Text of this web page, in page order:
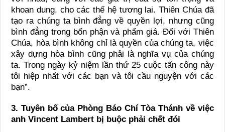
khoan dung, cho các thế hệ tương lai. Thiên Chúa đã
tạo ra chúng ta bình đẳng về quyền lợi, nhưng cũng
bình đẳng trong bổn phận và phẩm giá. Đối với Thiên
Chúa, hòa bình không chỉ là quyền của chúng ta, việc
xây dựng hòa bình cũng phải là nghĩa vụ của chúng
ta. Trong ngày kỷ niệm lần thứ 25 cuộc tấn công này
tôi hiệp nhất với các bạn và tôi cầu nguyện với các
bạn”.
3. Tuyên bố của Phòng Báo Chí Tòa Thánh về việc
anh Vincent Lambert bị buộc phải chết đói